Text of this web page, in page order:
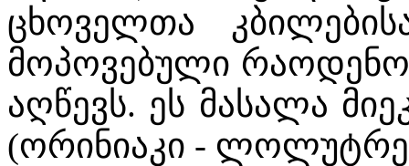
ცხოველთა
მოპოვებული
აღწევს. ეს მასალა
(ორინიაკი -